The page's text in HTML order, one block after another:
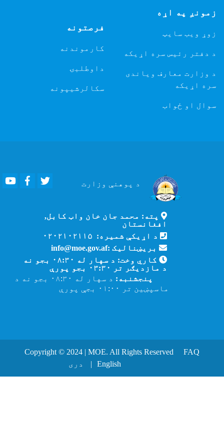
زمونږ په اړه
زوړ ویب سایټ
د دفتر رئیس سره اړیکه
د وزارت معارف ویاندی
سره اړیکه
سوال او ځواب
فرصتونه
کارموندنه
داوطلبۍ
سکالرشیپونه
د پوهنې وزارت
YoutubeFacebook
پته: محمد جان خان واټ کابل,
افغانستان
د اړیکې شمیره: ۰۲۰۲۱۰۲۱۱۵
بریښنالیک :info@moe.gov.af
کاري وخت: د سهار له ۰۸:۳۰ بجو نه
د مازدیګر تر ۰۳:۳۰ بجو پورې
پنجشنبه:
د سهار له ۰۸:۳۰ بجو نه د
ماسپښین تر ۰۱:۰۰ بجې پورې
Copyright © 2024 | MOE. All Rights ReservedFAQ
English
دری